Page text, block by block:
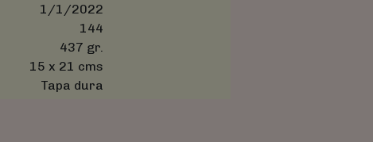
1/1/2022
144
437 gr.
15 x 21 cms
Tapa dura